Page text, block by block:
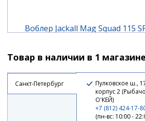
Воблер Jackall Mag Squad 115
2 070 ₽
Товар в наличии в 1 магазине
Санкт-Петербург
Пулковское ш.,
корпус 2
О'КЕЙ)
+7 (812) 424-17-
(пн-вс: 10:00 -